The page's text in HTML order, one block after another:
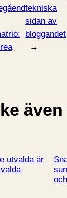
tekniska
sidan av
bloggandet
→
även
utvalda är